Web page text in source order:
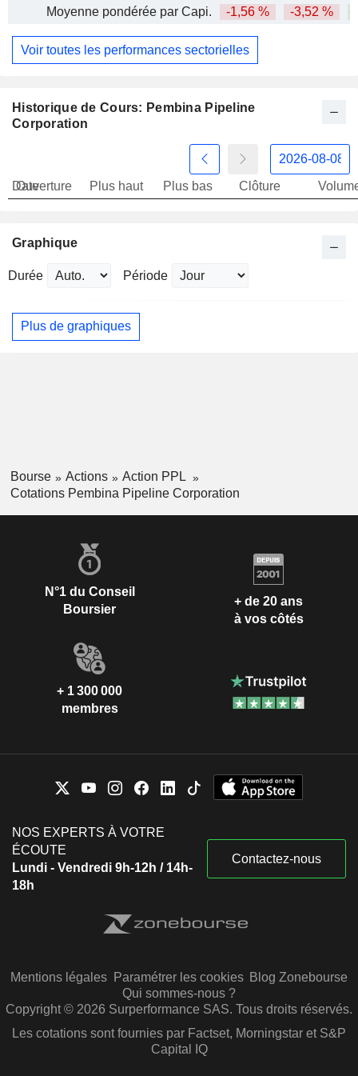
Moyenne pondérée par Capi. -1,56 % -3,52 %
Voir toutes les performances sectorielles
Historique de Cours: Pembina Pipeline
Corporation
Date
Ouverture Plus haut Plus bas Clôture
Graphique
Durée Période
Plus de graphiques
Bourse Actions
Action PPL
Cotations Pembina Pipeline Corporation
N°1 du Conseil
Boursier
+ de 20 ans
à vos côtés
+ 1 300 000
membres
NOS EXPERTS À VOTRE
ÉCOUTE
Lundi - Vendredi 9h-12h / 14h-
18h
Contactez-nous
Mentions légales Paramétrer les cookies Blog Zonebourse
Qui sommes-nous ?
Copyright © 2026 Surperformance SAS. Tous droits réservés.
Les cotations sont fournies par Factset, Morningstar et S&P
Capital IQ